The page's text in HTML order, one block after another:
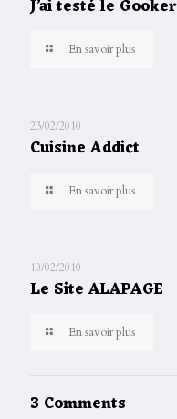
J’ai testé le Gooker
En savoir plus
23/02/2010
Cuisine Addict
En savoir plus
10/02/2010
Le Site ALAPAGE
En savoir plus
3 Comments